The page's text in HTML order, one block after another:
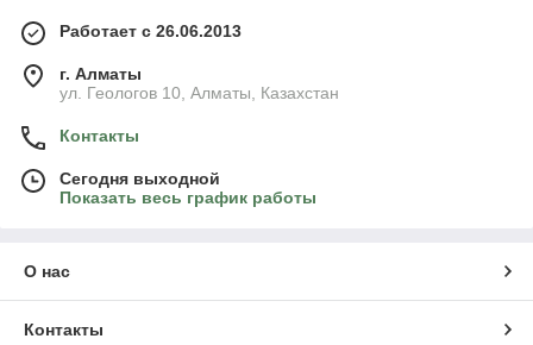
Работает с 26.06.2013
г. Алматы
ул. Геологов 10, Алматы, Казахстан
Контакты
Сегодня выходной
Показать весь график работы
О нас
Контакты